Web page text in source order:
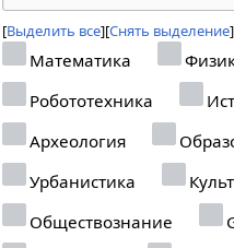
Выделить все Снять выделение
Математика
Робототехника
Археология
Урбанистика
Обществознание